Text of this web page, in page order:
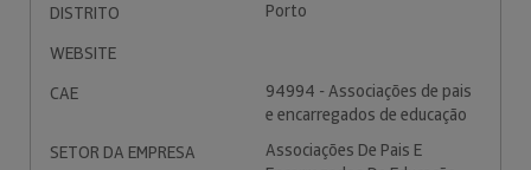
DISTRITO
Porto
WEBSITE
CAE
94994 - Associações de pais
e encarregados de educação
SETOR DA EMPRESA
Associações De Pais E